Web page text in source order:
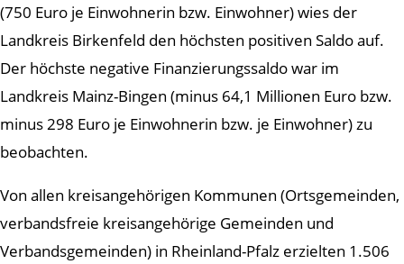
(750 Euro je Einwohnerin bzw. Einwohner) wies der
Landkreis Birkenfeld den höchsten positiven Saldo auf.
Der höchste negative Finanzierungssaldo war im
Landkreis Mainz-Bingen (minus 64,1 Millionen Euro bzw.
minus 298 Euro je Einwohnerin bzw. je Einwohner) zu
beobachten.
Von allen kreisangehörigen Kommunen (Ortsgemeinden,
verbandsfreie kreisangehörige Gemeinden und
Verbandsgemeinden) in Rheinland-Pfalz erzielten 1.506